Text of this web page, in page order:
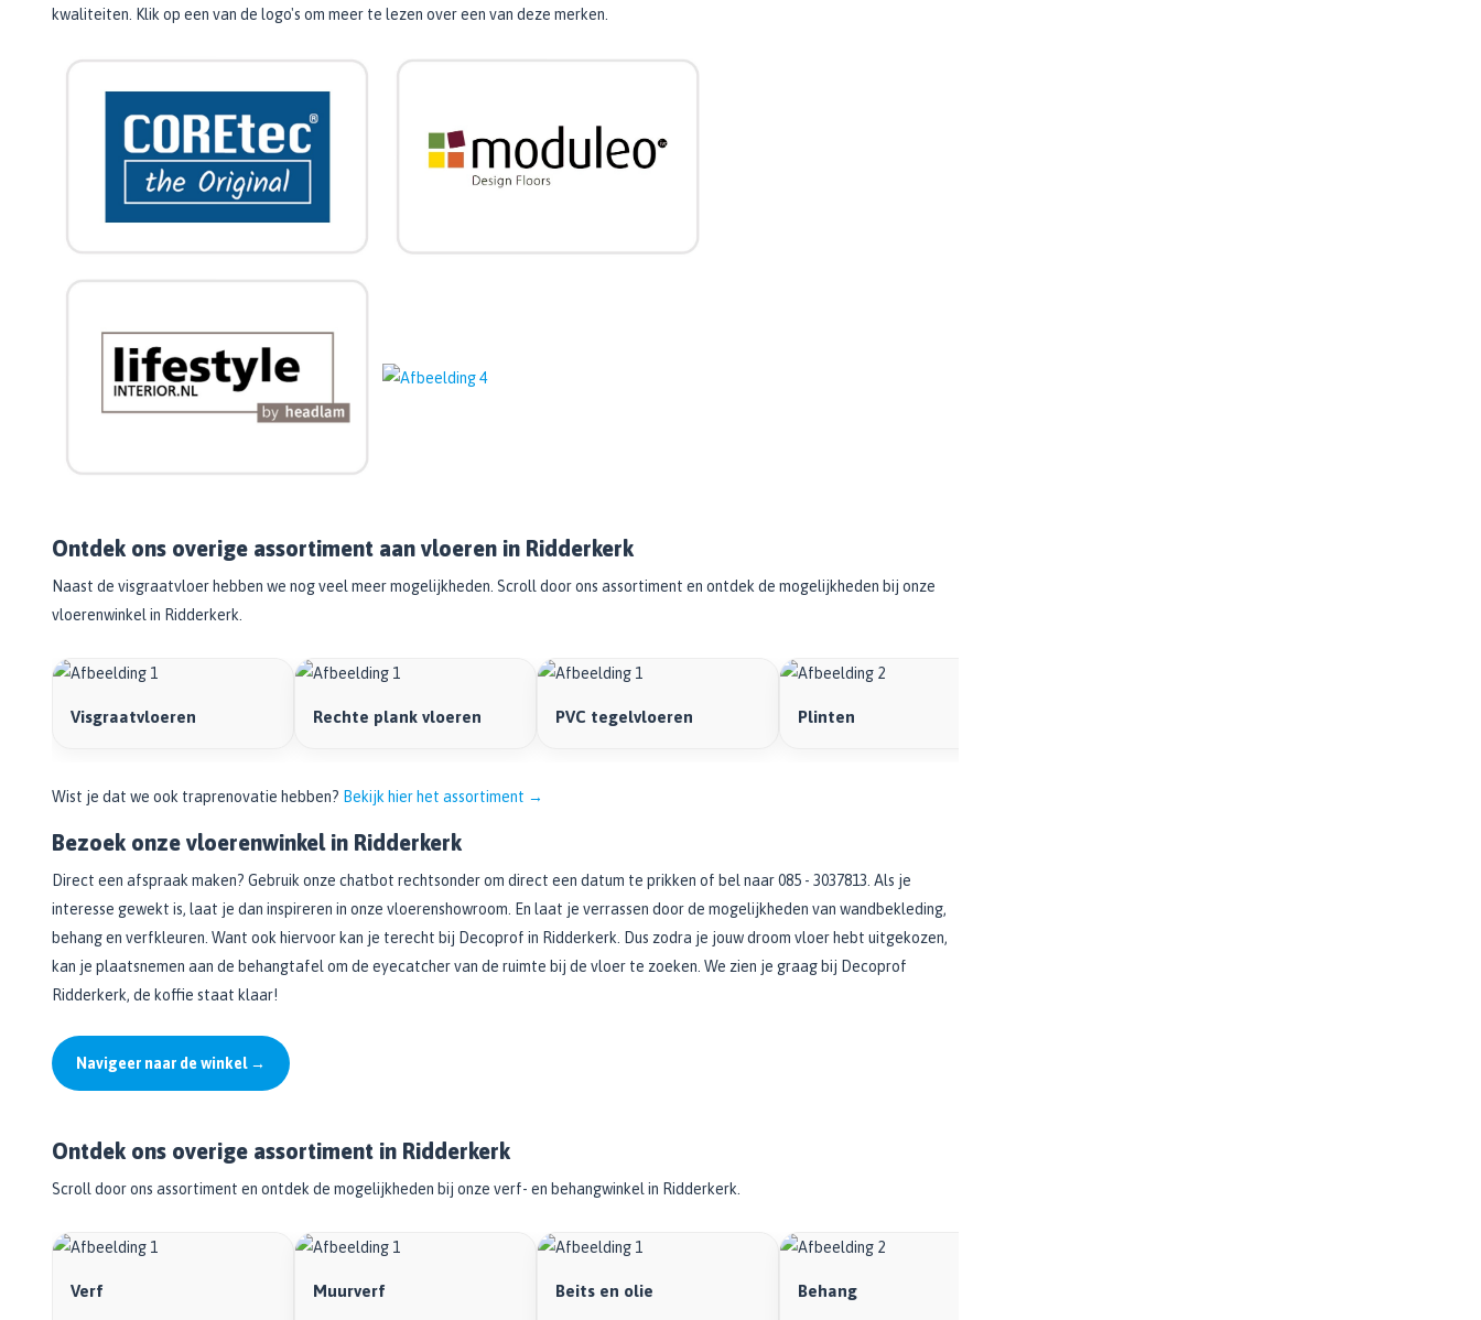
kwaliteiten. Klik op een van de logo's om meer te lezen over een van deze merken.
Ontdek ons overige assortiment aan vloeren in Ridderkerk
Naast de visgraatvloer hebben we nog veel meer mogelijkheden. Scroll door ons assortiment en ontdek de mogelijkheden bij onze
vloerenwinkel in Ridderkerk.
Visgraatvloeren Rechte plank vloeren PVC tegelvloeren Plinten
Wist je dat we ook traprenovatie hebben? Bekijk hier het assortiment →
Bezoek onze vloerenwinkel in Ridderkerk
Direct een afspraak maken? Gebruik onze chatbot rechtsonder om direct een datum te prikken of bel naar 085 - 3037813. Als je
interesse gewekt is, laat je dan inspireren in onze vloerenshowroom. En laat je verrassen door de mogelijkheden van wandbekleding,
behang en verfkleuren. Want ook hiervoor kan je terecht bij Decoprof in Ridderkerk. Dus zodra je jouw droom vloer hebt uitgekozen,
kan je plaatsnemen aan de behangtafel om de eyecatcher van de ruimte bij de vloer te zoeken. We zien je graag bij Decoprof
Ridderkerk, de koffie staat klaar!
Navigeer naar de winkel →
Ontdek ons overige assortiment in Ridderkerk
Scroll door ons assortiment en ontdek de mogelijkheden bij onze verf- en behangwinkel in Ridderkerk.
Verf Muurverf Beits en olie Behang